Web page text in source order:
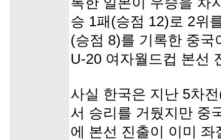
승 1패(승점 12)로 2위
(승점 8)를 기록한 중국
U-20 여자월드컵 본선
사실 한국은 지난 5차
서 승리를 거뒀지만 중
에 본선 진출이 이미 좌